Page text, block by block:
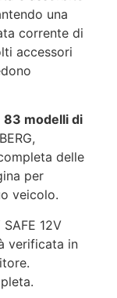
una
corrente di
accessori
83 modelli di
delle
per
veicolo.
12V
verificata in